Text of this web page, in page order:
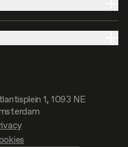
1, 1093 NE